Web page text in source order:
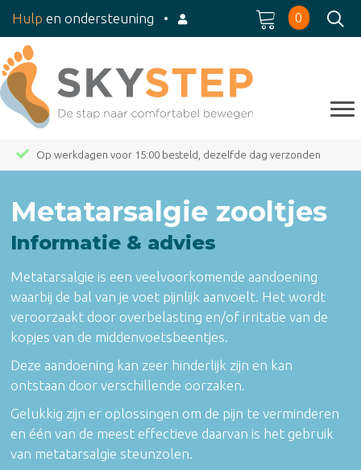
Hulp en ondersteuning • 0
Op werkdagen voor 15:00 besteld, dezelfde dag verzonden
Metatarsalgie zooltjes
Informatie & advies
Metatarsalgie is een veelvoorkomende aandoening
waarbij de bal van je voet pijnlijk aanvoelt. Het wordt
veroorzaakt door overbelasting en/of irritatie van de
kopjes van de middenvoetsbeentjes.
Deze aandoening kan zeer hinderlijk zijn en kan
ontstaan door verschillende oorzaken.
Gelukkig zijn er oplossingen om de pijn te verminderen
en één van de meest effectieve daarvan is het gebruik
van metatarsalgie steunzolen.